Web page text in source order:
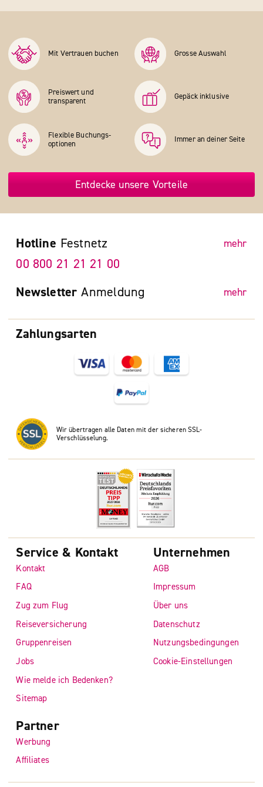
Mit Vertrauen buchen Grosse Auswahl
Preiswert und
transparent
Gepäck inklusive
Flexible Buchungs­
optionen
Immer an deiner Seite
Entdecke unsere Vorteile
Zahlungsarten
Wir übertragen alle Daten mit der sicheren SSL-
Verschlüsselung.
Hotline Festnetz mehr
00 800 21 21 21 00
Newsletter Anmeldung mehr
Service & Kontakt
Kontakt
FAQ
Zug zum Flug
Reiseversicherung
Gruppenreisen
Jobs
Wie melde ich Bedenken?
Sitemap
Unternehmen
AGB
Impressum
Über uns
Datenschutz
Nutzungsbedingungen
Cookie-Einstellungen
Partner
Werbung
Affiliates